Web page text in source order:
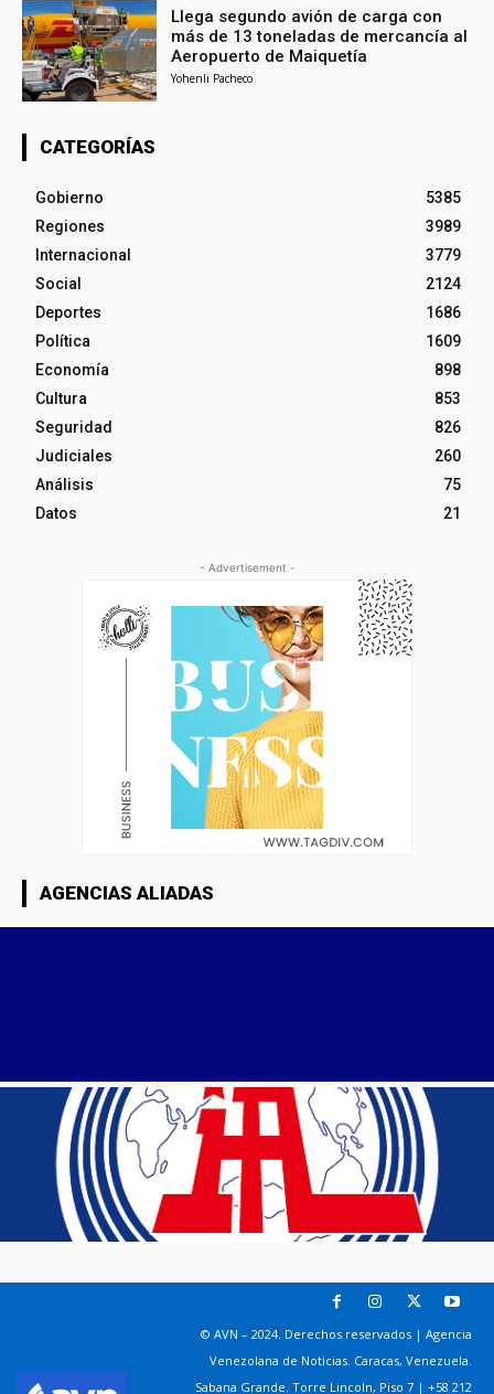
Llega segundo avión de carga con
más de 13 toneladas de mercancía al
Aeropuerto de Maiquetía
Yohenli Pacheco
CATEGORÍAS
Gobierno
5385
Regiones
3989
Internacional
3779
Social
2124
Deportes
1686
Política
1609
Economía
898
Cultura
853
Seguridad
826
Judiciales
260
Análisis
75
Datos
21
- Advertisement -
AGENCIAS ALIADAS
© AVN – 2024. Derechos reservados | Agencia
Venezolana de Noticias. Caracas, Venezuela.
Sabana Grande. Torre Lincoln, Piso 7 | +58 212